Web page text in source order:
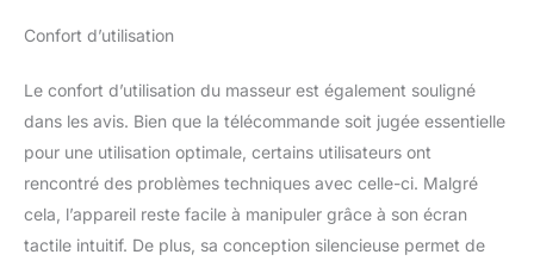
pendant le massage. Ce
également équipé d'une
télécommande pour
modifier le massage sans
effort. Nettoyage sans
problème et convient à
toutes les tailles. Les
Confort d’utilisation
Le confort d’utilisation du masseur est également souligné
dans les avis. Bien que la télécommande soit jugée essentielle
pour une utilisation optimale, certains utilisateurs ont
rencontré des problèmes techniques avec celle-ci. Malgré
cela, l’appareil reste facile à manipuler grâce à son écran
tactile intuitif. De plus, sa conception silencieuse permet de